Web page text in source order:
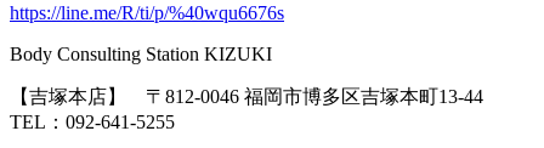
https://line.me/R/ti/p/%40wqu6676s
Body Consulting Station KIZUKI
【吉塚本店】 〒 812-0046 福岡市博多区吉塚本町13-44
TEL ： 092-641-5255